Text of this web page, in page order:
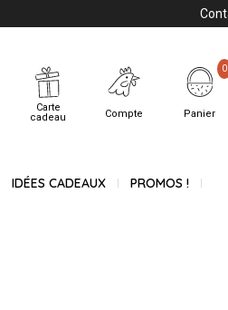
Carte
cadeau
Compte Panier
0
IDÉES CADEAUX PROMOS !